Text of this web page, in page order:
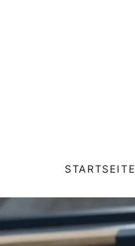
STARTSEITE